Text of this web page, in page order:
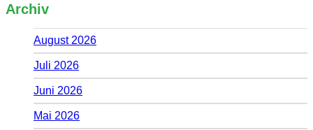
Archiv
August 2026
Juli 2026
Juni 2026
Mai 2026